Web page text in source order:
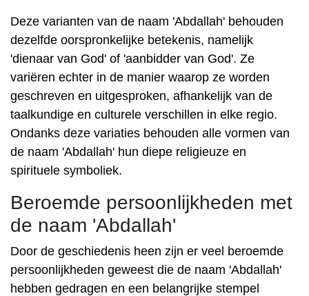
Deze varianten van de naam 'Abdallah' behouden
dezelfde oorspronkelijke betekenis, namelijk
'dienaar van God' of 'aanbidder van God'. Ze
variëren echter in de manier waarop ze worden
geschreven en uitgesproken, afhankelijk van de
taalkundige en culturele verschillen in elke regio.
Ondanks deze variaties behouden alle vormen van
de naam 'Abdallah' hun diepe religieuze en
spirituele symboliek.
Beroemde persoonlijkheden met
de naam 'Abdallah'
Door de geschiedenis heen zijn er veel beroemde
persoonlijkheden geweest die de naam 'Abdallah'
hebben gedragen en een belangrijke stempel